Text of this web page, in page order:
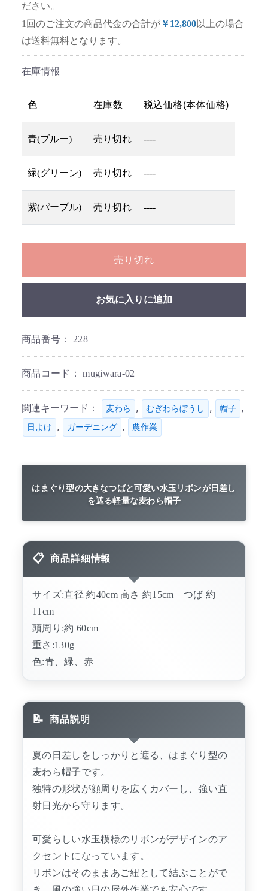
ださい。
1回のご注文の商品代金の合計が￥12,800以上の場合
は送料無料となります。
在庫情報
色 在庫数 税込価格(本体価格)
青(ブルー) 売り切れ ----
緑(グリーン) 売り切れ ----
紫(パープル) 売り切れ ----
売り切れ
お気に入りに追加
商品番号： 228
商品コード：mugiwara-02
関連キーワード： 麦わら , むぎわらぼうし , 帽子 ,
日よけ , ガーデニング , 農作業
はまぐり型の大きなつばと可愛い水玉リボンが日差し
を遮る軽量な麦わら帽子
商品詳細情報
サイズ:直径 約40cm 高さ 約15cm つば 約
11cm
頭周り:約 60cm
重さ:130g
色:青、緑、赤
商品説明
夏の日差しをしっかりと遮る、はまぐり型の
麦わら帽子です。
独特の形状が顔周りを広くカバーし、強い直
射日光から守ります。
可愛らしい水玉模様のリボンがデザインのア
クセントになっています。
リボンはそのままあご紐として結ぶことがで